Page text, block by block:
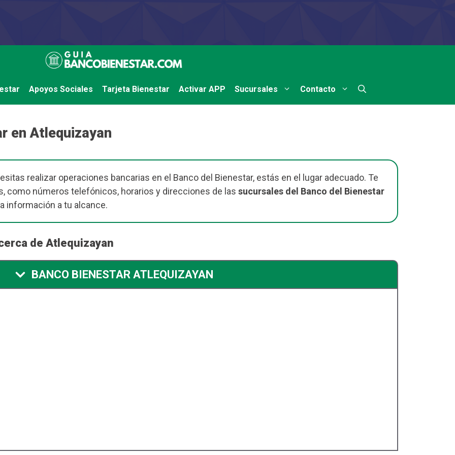
Apoyos Sociales Tarjeta Bienestar Activar APP Sucursales Contacto
en Atlequizayan
realizar operaciones bancarias en el Banco del Bienestar, estás en el lugar adecuado. Te
como números telefónicos, horarios y direcciones de las sucursales del Banco del Bienestar
información a tu alcance.
de Atlequizayan
BANCO BIENESTAR ATLEQUIZAYAN